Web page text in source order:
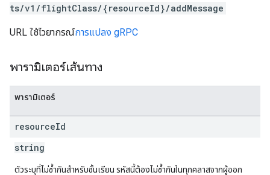
ts/v1/flightClass/{resourceId}/addMessage
URL ใช้ไวยากรณ์การแปลง gRPC
พารามิเตอร์เส้นทาง
พารามิเตอร์
resourceId
string
ตัวระบุที่ไม่ซ้ำกันสำหรับชั้นเรียน รหัสนี้ต้องไม่ซ้ำกันในทุกคลาสจากผู้ออก